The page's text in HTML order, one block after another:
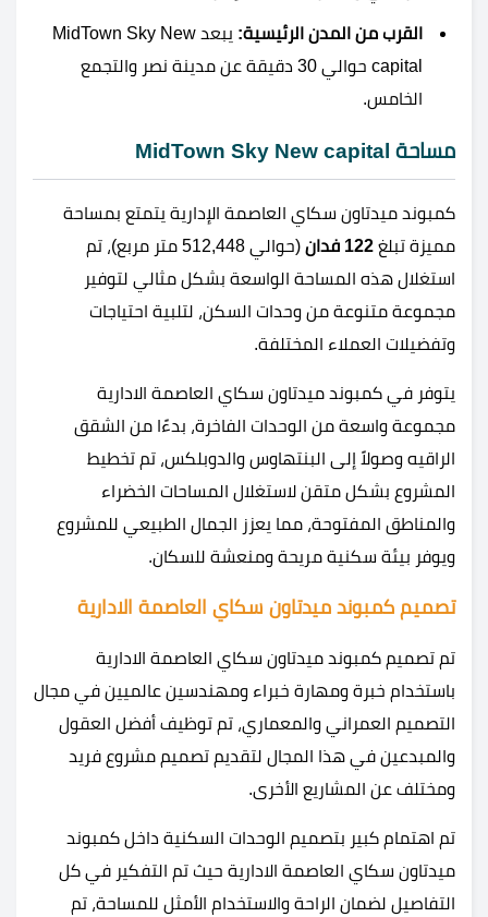
القرب من المدن الرئيسية:
يبعد MidTown Sky New
capital حوالي 30 دقيقة عن مدينة نصر والتجمع
الخامس.
مساحة MidTown Sky New capital
كمبوند ميدتاون سكاي العاصمة الإدارية يتمتع بمساحة
مميزة تبلغ 122 فدان
(حوالي 512,448 متر مربع)، تم
استغلال هذه المساحة الواسعة بشكل مثالي لتوفير
مجموعة متنوعة من وحدات السكن، لتلبية احتياجات
وتفضيلات العملاء المختلفة.
يتوفر في كمبوند ميدتاون سكاي العاصمة الادارية
مجموعة واسعة من الوحدات الفاخرة، بدءًا من الشقق
الراقيه وصولاً إلى البنتهاوس والدوبلكس، تم تخطيط
المشروع بشكل متقن لاستغلال المساحات الخضراء
والمناطق المفتوحة، مما يعزز الجمال الطبيعي للمشروع
ويوفر بيئة سكنية مريحة ومنعشة للسكان.
تصميم كمبوند ميدتاون سكاي العاصمة الادارية
تم تصميم كمبوند ميدتاون سكاي العاصمة الادارية
باستخدام خبرة ومهارة خبراء ومهندسين عالميين في مجال
التصميم العمراني والمعماري، تم توظيف أفضل العقول
والمبدعين في هذا المجال لتقديم تصميم مشروع فريد
ومختلف عن المشاريع الأخرى.
تم اهتمام كبير بتصميم الوحدات السكنية داخل كمبوند
ميدتاون سكاي العاصمة الادارية حيث تم التفكير في كل
التفاصيل لضمان الراحة والاستخدام الأمثل للمساحة، تم